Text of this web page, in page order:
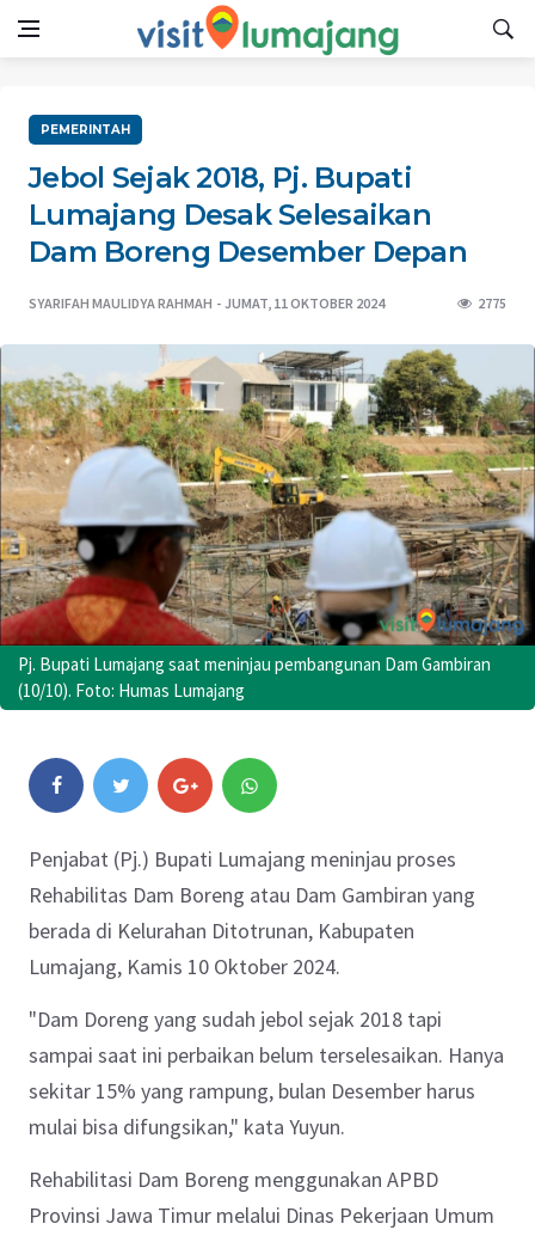
PEMERINTAH
Jebol Sejak 2018, Pj. Bupati
Lumajang Desak Selesaikan
Dam Boreng Desember Depan
SYARIFAH MAULIDYA RAHMAH JUMAT, 11 OKTOBER 2024 2775
Pj. Bupati Lumajang saat meninjau pembangunan Dam Gambiran
(10/10). Foto: Humas Lumajang
Penjabat (Pj.) Bupati Lumajang meninjau proses
Rehabilitas Dam Boreng atau Dam Gambiran yang
berada di Kelurahan Ditotrunan, Kabupaten
Lumajang, Kamis 10 Oktober 2024.
"Dam Doreng yang sudah jebol sejak 2018 tapi
sampai saat ini perbaikan belum terselesaikan. Hanya
sekitar 15% yang rampung, bulan Desember harus
mulai bisa difungsikan," kata Yuyun.
Rehabilitasi Dam Boreng menggunakan APBD
Provinsi Jawa Timur melalui Dinas Pekerjaan Umum